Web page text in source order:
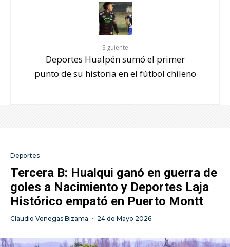
Siguiente
Deportes Hualpén sumó el primer
punto de su historia en el fútbol chileno
Deportes
Tercera B: Hualqui ganó en guerra de
goles a Nacimiento y Deportes Laja
Histórico empató en Puerto Montt
Claudio Venegas Bizama · 24 de Mayo 2026